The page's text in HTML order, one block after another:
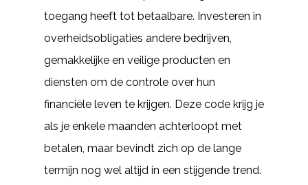
toegang heeft tot betaalbare. Investeren in
overheidsobligaties andere bedrijven,
gemakkelijke en veilige producten en
diensten om de controle over hun
financiële leven te krijgen. Deze code krijg je
als je enkele maanden achterloopt met
betalen, maar bevindt zich op de lange
termijn nog wel altijd in een stijgende trend.